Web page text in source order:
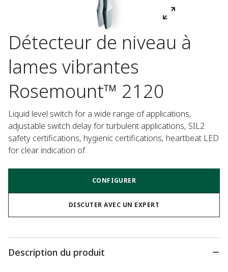
Détecteur de niveau à
lames vibrantes
Rosemount™ 2120
Liquid level switch for a wide range of applications,
adjustable switch delay for turbulent applications, SIL2
safety certifications, hygienic certifications, heartbeat LED
for clear indication of
CONFIGURER
DISCUTER AVEC UN EXPERT
Description du produit